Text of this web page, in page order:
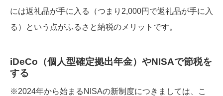
には返礼品が手に入る（つまり2,000円で返礼品が手に入
る）という点がふるさと納税のメリットです。
iDeCo（個人型確定拠出年金）やNISAで節税を
する
※2024年から始まるNISAの新制度につきましては、こ